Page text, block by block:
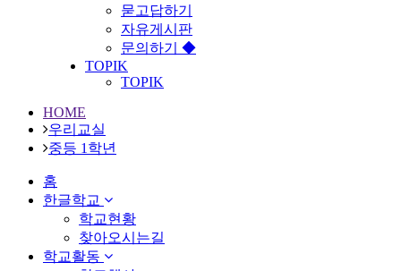
묻고답하기
자유게시판
문의하기 ◆
TOPIK
TOPIK
HOME
우리교실
중등 1학년
홈
한글학교
학교현황
찾아오시는길
학교활동